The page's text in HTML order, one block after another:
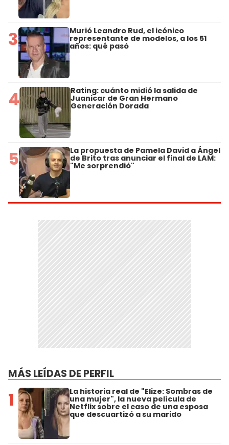
3 Murió Leandro Rud, el icónico
representante de modelos, a los 51
años: qué pasó
4 Rating: cuánto midió la salida de
Juanicar de Gran Hermano
Generación Dorada
5 La propuesta de Pamela David a Ángel
de Brito tras anunciar el final de LAM:
"Me sorprendió"
MÁS LEÍDAS DE PERFIL
1 La historia real de "Elize: Sombras de
una mujer", la nueva película de
Netflix sobre el caso de una esposa
que descuartizó a su marido